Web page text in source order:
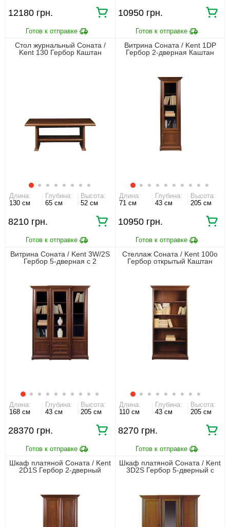
12180 грн. 10950 грн.
Стол журнальный Соната /
Kent 130 Гербор Каштан
Длина:
130 см
Глубина:
65 см
Высота:
52 см
8210 грн.
Витрина Соната / Kent 1DP
Гербор 2-дверная Каштан
Длина:
71 см
Глубина:
43 см
Высота:
205 см
10950 грн.
Витрина Соната / Kent 3W/2S
Гербор 5-дверная с 2
Длина:
168 см
Глубина:
43 см
Высота:
205 см
28370 грн.
Стеллаж Соната / Kent 100о
Гербор открытый Каштан
Длина:
110 см
Глубина:
43 см
Высота:
205 см
8270 грн.
Шкаф платяной Соната / Kent
2D1S Гербор 2-дверный
Шкаф платяной Соната / Kent
3D2S Гербор 5-дверный с